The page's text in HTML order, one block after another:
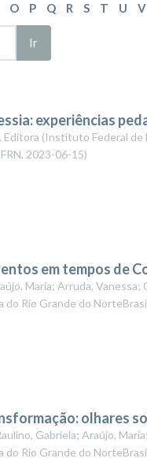
O P Q R S T U V
Ir
experiências
Editora (Instituto Federal de
, 2023-06-15)
em tempos de
Maria; Arruda, Vanessa;
do Rio Grande do
olhares
Gabriela; Araújo,
do Rio Grande do